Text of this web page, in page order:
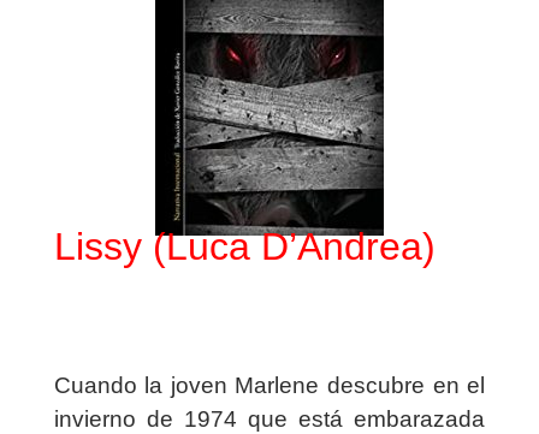
Lissy (Luca D’Andrea)
Cuando la joven Marlene descubre en el
invierno de 1974 que está embarazada